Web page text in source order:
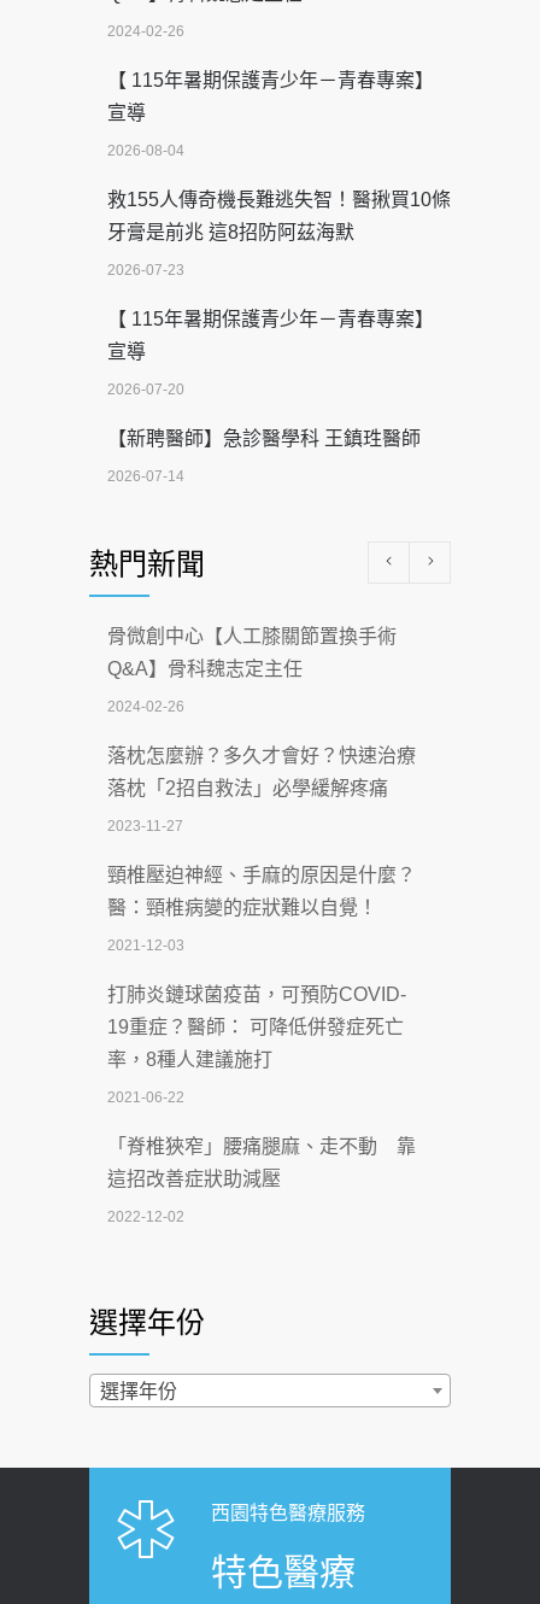
2024-02-26
【 115年暑期保護青少年－青春專案】
宣導
2026-08-04
救155人傳奇機長難逃失智！醫揪買10條
牙膏是前兆 這8招防阿茲海默
2026-07-23
【 115年暑期保護青少年－青春專案】
宣導
2026-07-20
【新聘醫師】急診醫學科 王鎮珄醫師
2026-07-14
科能量
2026-07-08
沒菸酒也瀕臨洗腎？65歲男靠「這習
慣」逆轉腎功能 醫揭3招救命
2026-07-08
體溫飆破41度！醫連收兩例中暑病例：
致死率達8成
2026-07-07
深耕萬華55年 西園醫院回顧發展歷程與
智慧 醫療布局
2026-07-06
【115年臺北市「防癌保衛戰：健康好禮
一手刮」】 宣導
2026-07-02
2026-07-02
4連霸議員黃秋澤癌逝！食道癌為何奪命
西園醫院55周年 7／10捐血公益活動 邀
民眾熱血響應
2026-06-30
健康肛門痛都是痔瘡?醫談瘍瘍瘻管與肛
裂差異 逾50歲民眾可做1事
熱門新聞
骨微創中心【人工膝關節置換手術
Q&A】骨科魏志定主任
2024-02-26
落枕怎麼辦？多久才會好？快速治療
落枕「2招自救法」必學緩解疼痛
2023-11-27
頸椎壓迫神經、手麻的原因是什麼？
醫：頸椎病變的症狀難以自覺！
2021-12-03
打肺炎鏈球菌疫苗，可預防COVID-
19重症？醫師： 可降低併發症死亡
率，8種人建議施打
2021-06-22
「脊椎狹窄」腰痛腿麻、走不動 靠
這招改善症狀助減壓
2022-12-02
2022-02-17
過量維生素D和鈣恐罹癌? 醫師釋
「落枕」不要大力按脖子！ 1招「伸
展運動」預防落枕
選擇年份
選擇年份
西園特色醫療服務
特色醫療